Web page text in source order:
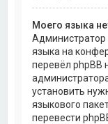
Моего языка
Администратор
языка на
перевёл phpBB
установить
языкового
перевести